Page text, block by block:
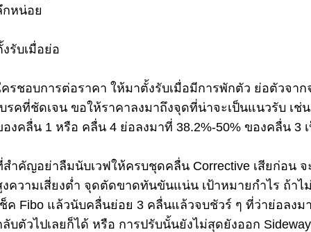
กหน่อย
งรับเมื่อย่อ
ครชอบการต่อราคา ให้มาตั้งรับเมื่อมีการพักตัว ย่อตัวจ
บรคที่ชัดเจน ขอให้ราคาลงมาถึงจุดที่น่าจะเป็นแนวรับ เช่
องคลื่น 1 หรือ คลื่น 4 ย่อลงมาที่ 38.2%-50% ของคลื่น 3
สำคัญอย่าลืมนับเวฟให้ครบชุดคลื่น Corrective เสียก่อน
งความเสี่ยงต่ำ จุดตัดขาดทันขันแน่น เป้าหมายกำไร ถ้าไ
ช็ค Fibo แล้วนับคลื่นย่อย 3 คลื่นแล้วจบชัวร์ ๆ ที่ว่าย่อลงม
ลับตัวไปเลยก็ได้ หรือ การปรับนั้นยังไม่สุดยังออก